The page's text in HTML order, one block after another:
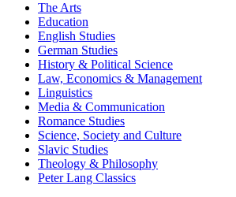
The Arts
Education
English Studies
German Studies
History & Political Science
Law, Economics & Management
Linguistics
Media & Communication
Romance Studies
Science, Society and Culture
Slavic Studies
Theology & Philosophy
Peter Lang Classics